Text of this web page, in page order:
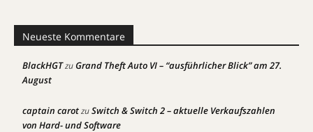
Neueste Kommentare
BlackHGTzuGrand Theft Auto VI – “ausführlicher Blick” am 27.
August
captain carotzuSwitch & Switch 2 – aktuelle Verkaufszahlen
von Hard- und Software